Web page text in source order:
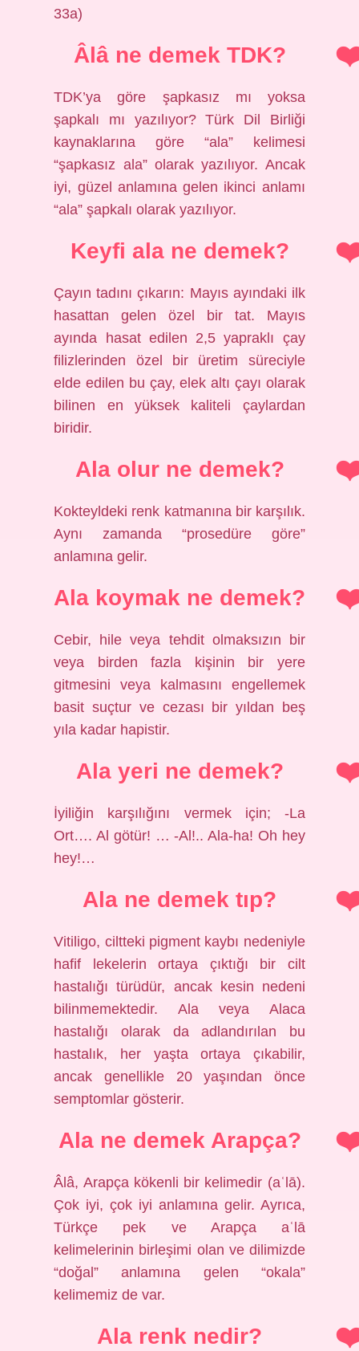
33a)
Âlâ ne demek TDK?
TDK’ya göre şapkasız mı yoksa
şapkalı mı yazılıyor? Türk Dil Birliği
kaynaklarına göre “ala” kelimesi
“şapkasız ala” olarak yazılıyor. Ancak
iyi, güzel anlamına gelen ikinci anlamı
“ala” şapkalı olarak yazılıyor.
Keyfi ala ne demek?
Çayın tadını çıkarın: Mayıs ayındaki ilk
hasattan gelen özel bir tat. Mayıs
ayında hasat edilen 2,5 yapraklı çay
filizlerinden özel bir üretim süreciyle
elde edilen bu çay, elek altı çayı olarak
bilinen en yüksek kaliteli çaylardan
biridir.
Ala olur ne demek?
Kokteyldeki renk katmanına bir karşılık.
Aynı zamanda “prosedüre göre”
anlamına gelir.
Ala koymak ne demek?
Cebir, hile veya tehdit olmaksızın bir
veya birden fazla kişinin bir yere
gitmesini veya kalmasını engellemek
basit suçtur ve cezası bir yıldan beş
yıla kadar hapistir.
Ala yeri ne demek?
İyiliğin karşılığını vermek için; -La
Ort…. Al götür! … -Al!.. Ala-ha! Oh hey
hey!…
Ala ne demek tıp?
Vitiligo, ciltteki pigment kaybı nedeniyle
hafif lekelerin ortaya çıktığı bir cilt
hastalığı türüdür, ancak kesin nedeni
bilinmemektedir. Ala veya Alaca
hastalığı olarak da adlandırılan bu
hastalık, her yaşta ortaya çıkabilir,
ancak genellikle 20 yaşından önce
semptomlar gösterir.
Ala ne demek Arapça?
Âlâ, Arapça kökenli bir kelimedir (aʿlā).
Çok iyi, çok iyi anlamına gelir. Ayrıca,
Türkçe pek ve Arapça aʿlā
kelimelerinin birleşimi olan ve dilimizde
“doğal” anlamına gelen “okala”
kelimemiz de var.
Ala renk nedir?